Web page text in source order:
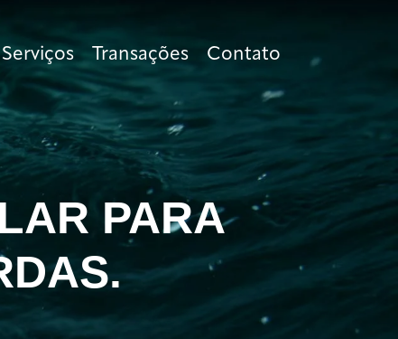
Serviços Transações Contato
PARA